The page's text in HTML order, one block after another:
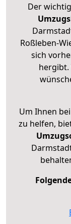
Der
Roßleben-
sich
hergibt.
Um Ihnen
zu helfen,